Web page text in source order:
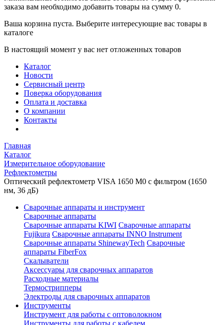
заказа вам необходимо добавить товары на сумму 0.
Ваша корзина пуста. Выберите интересующие вас товары в
каталоге
В настоящий момент у вас нет отложенных товаров
Каталог
Новости
Сервисный центр
Поверка оборудования
Оплата и доставка
О компании
Контакты
Главная
Каталог
Измерительное оборудование
Рефлектометры
Оптический рефлектометр VISA 1650 M0 с фильтром (1650
нм, 36 дБ)
Сварочные аппараты и инструмент
Сварочные аппараты
Сварочные аппараты KIWI Сварочные аппараты
Fujikura Сварочные аппараты INNO Instrument
Сварочные аппараты ShinewayTech Cварочные
аппараты FiberFox
Скалыватели
Аксессуары для сварочных аппаратов
Расходные материалы
Термострипперы
Электроды для сварочных аппаратов
Инструменты
Инструмент для работы с оптоволокном
Инструменты для работы с кабелем